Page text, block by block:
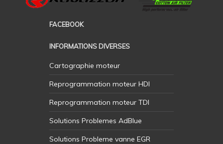
FACEBOOK
INFORMATIONS DIVERSES
Cartographie moteur
Reprogrammation moteur HDI
Reprogrammation moteur TDI
Solutions Problemes AdBlue
Solutions Probleme vanne EGR